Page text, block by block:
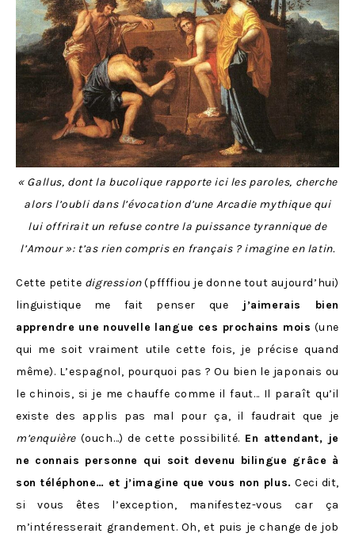
« Gallus, dont la bucolique rapporte ici les paroles, cherche
alors l’oubli dans l’évocation d’une Arcadie mythique qui
lui offrirait un refuse contre la puissance tyrannique de
l’Amour »: t’as rien compris en français ? imagine en latin.
Cette petite digression(pffffiou je donne tout aujourd’hui)
linguistique me fait penser que j’aimerais bien
apprendre une nouvelle langue ces prochains mois (une
qui me soit vraiment utile cette fois, je précise quand
même). L’espagnol, pourquoi pas ? Ou bien le japonais ou
le chinois, si je me chauffe comme il faut… Il paraît qu’il
existe des applis pas mal pour ça, il faudrait que je
m’enquière (ouch…) de cette possibilité. En attendant, je
ne connais personne qui soit devenu bilingue grâce à
son téléphone… et j’imagine que vous non plus. Ceci dit,
si vous êtes l’exception, manifestez-vous car ça
m’intéresserait grandement. Oh, et puis je change de job